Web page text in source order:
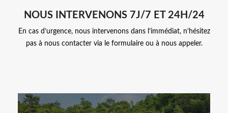
NOUS INTERVENONS 7J/7 ET 24H/24
En cas d’urgence, nous intervenons dans l’immédiat, n’hésitez
pas à nous contacter via le formulaire ou à nous appeler.